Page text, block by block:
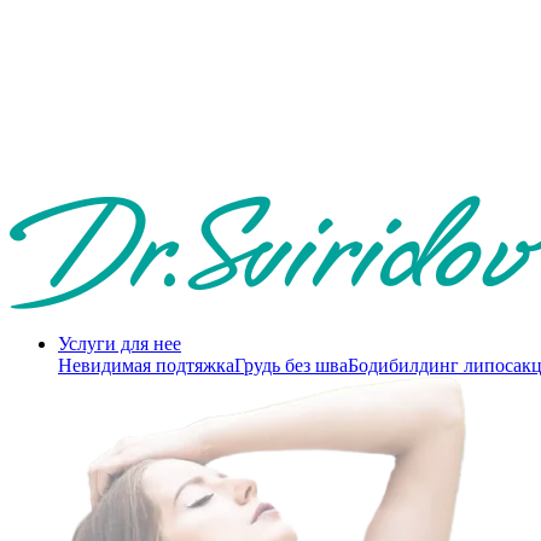
Услуги для нее
Невидимая подтяжкаГрудь без шваБодибилдинг